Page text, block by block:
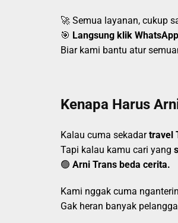
🚀 Semua layanan, cukup
🎯 Langsung klik
Biar kami bantu atur
Kenapa Harus
Kalau cuma sekadartravel
Tapi kalau kamu cari yang
🟢 Arni Trans beda cerita.
Kami nggak cuma
Gak heran banyak